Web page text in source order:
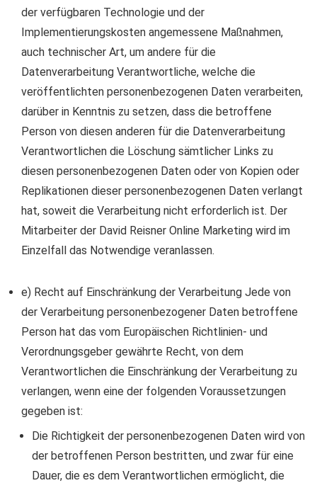
der verfügbaren Technologie und der
Implementierungskosten angemessene Maßnahmen,
auch technischer Art, um andere für die
Datenverarbeitung Verantwortliche, welche die
veröffentlichten personenbezogenen Daten verarbeiten,
darüber in Kenntnis zu setzen, dass die betroffene
Person von diesen anderen für die Datenverarbeitung
Verantwortlichen die Löschung sämtlicher Links zu
diesen personenbezogenen Daten oder von Kopien oder
Replikationen dieser personenbezogenen Daten verlangt
hat, soweit die Verarbeitung nicht erforderlich ist. Der
Mitarbeiter der David Reisner Online Marketing wird im
Einzelfall das Notwendige veranlassen.
e) Recht auf Einschränkung der Verarbeitung Jede von
der Verarbeitung personenbezogener Daten betroffene
Person hat das vom Europäischen Richtlinien- und
Verordnungsgeber gewährte Recht, von dem
Verantwortlichen die Einschränkung der Verarbeitung zu
verlangen, wenn eine der folgenden Voraussetzungen
gegeben ist:
Die Richtigkeit der personenbezogenen Daten wird von
der betroffenen Person bestritten, und zwar für eine
Dauer, die es dem Verantwortlichen ermöglicht, die